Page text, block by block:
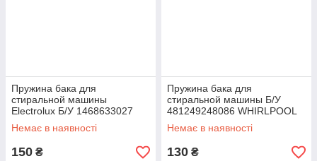
Пружина бака для
стиральной машины
Electrolux Б/У 1468633027
Немає в наявності
150 ₴
Пружина бака для
стиральной машины Б/У
481249248086 WHIRLPOOL
Немає в наявності
130 ₴